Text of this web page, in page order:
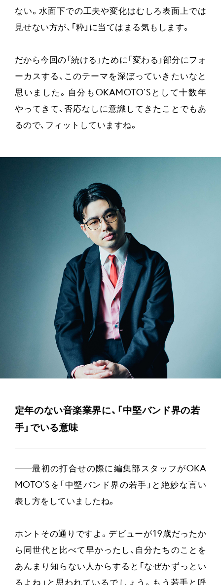
ない。水面下での工夫や変化はむしろ表面上では
見せない方が、「粋」に当てはまる気もします。
だから今回の「続ける」ために「変わる」部分にフォ
ーカスする、このテーマを深ぼっていきたいなと
思いました。自分もOKAMOTO’Sとして十数年
やってきて、否応なしに意識してきたことでもあ
るので、フィットしていますね。
定年のない音楽業界に、「中堅バンド界の若
手」でいる意味
——最初の打合せの際に編集部スタッフがOKA
MOTO’Sを「中堅バンド界の若手」と絶妙な言い
表し方をしていましたね。
ホントその通りですよ。デビューが19歳だったか
ら同世代と比べて早かったし、自分たちのことを
あんまり知らない人からすると「なぜかずっとい
るよね」と思われているでしょう。もう若手と呼